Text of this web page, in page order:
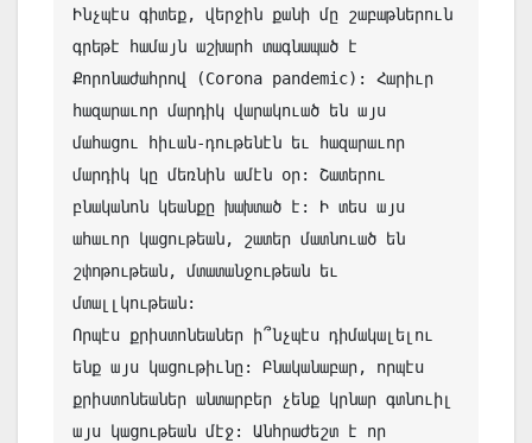
Ինչպէս գիտեք, վերջին քանի մը շաբաթներուն
գրեթէ համայն աշխարհ տագնապած է
Քորոնաժահրով (Corona pandemic): Հարիւր
հազարաւոր մարդիկ վարակուած են այս
մահացու հիւան-դութենէն եւ հազարաւոր
մարդիկ կը մեռնին ամէն օր: Շատերու
բնականոն կեանքը խախտած է: Ի տես այս
ահաւոր կացութեան, շատեր մատնուած են
շփոթութեան, մտատանջութեան եւ
մտալլկութեան:
Որպէս քրիստոնեաներ ի՞նչպէս դիմակալելու
ենք այս կացութիւնը: Բնականաբար, որպէս
քրիստոնեաներ անտարբեր չենք կրնար գտնուիլ
այս կացութեան մէջ: Անհրաժեշտ է որ